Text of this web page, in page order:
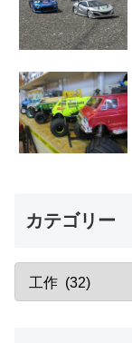
カテゴリー